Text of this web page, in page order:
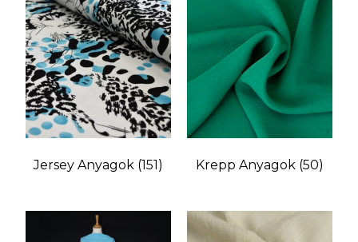
Jersey Anyagok (151) Krepp Anyagok (50)